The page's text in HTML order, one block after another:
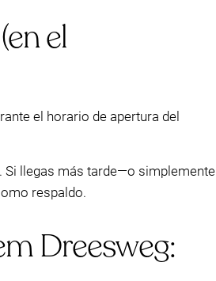
el
el horario de apertura del
Si llegas más tarde—o simplemente
respaldo.
Dreesweg: